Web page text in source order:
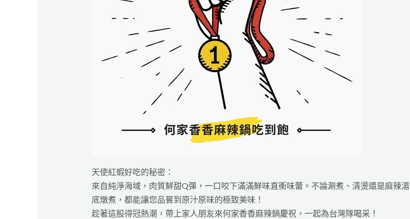
天使紅蝦好吃的秘密：
來自純淨海域，肉質鮮甜Q彈，一口咬下滿滿鮮味直衝味蕾。不論涮煮、清燙還是麻辣湯
底燉煮，都能讓您品嘗到原汁原味的極致美味！
趁著這股得冠熱潮，帶上家人朋友來何家香香麻辣鍋慶祝，一起為台灣隊喝采！